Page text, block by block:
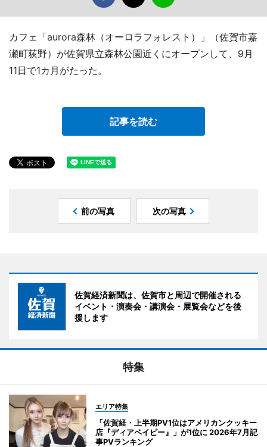
カフェ「aurora森林（オーロラフォレスト）」（佐賀市嘉
瀬町荻野）が佐賀県立森林公園近くにオープンして、9月
11日で1カ月がたった。
記事を読む
前の写真 次の写真
佐賀経済新聞は、佐賀市と周辺で開催される
イベント・演奏会・講演会・展覧会などを後
援します
特集
エリア特集
「佐賀経・上半期PV1位はアメリカンクッキー
店『ディアベイビー』」が1位に 2026年7月記
事PVランキング